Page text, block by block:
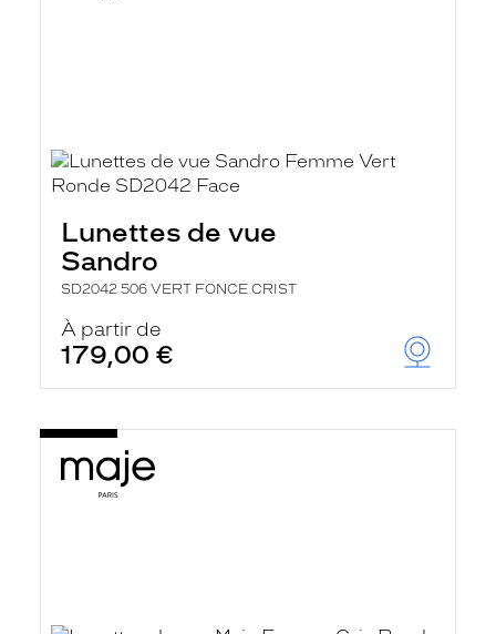
Lunettes de vue
Sandro
SD2042 506 VERT FONCE CRIST
À partir de
179,00 €